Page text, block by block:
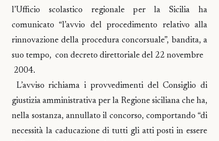
l’Ufficio scolastico regionale per la Sicilia ha
comunicato “l’avvio del procedimento relativo alla
rinnovazione della procedura concorsuale”, bandita, a
suo tempo, con decreto direttoriale del 22 novembre
2004.
L’avviso richiama i provvedimenti del Consiglio di
giustizia amministrativa per la Regione siciliana che ha,
nella sostanza, annullato il concorso, comportando “di
necessità la caducazione di tutti gli atti posti in essere